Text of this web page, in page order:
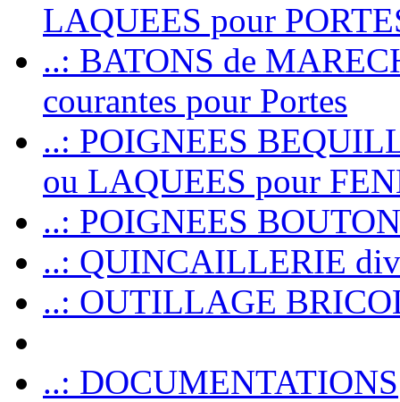
LAQUEES pour
..: BATONS de
courantes pour Portes
..: POIGNEES
ou LAQUEES pour
..: POIGNEES
..: QUINCAILLERIE
..: OUTILLAGE
..: DOCUMENTATIONS